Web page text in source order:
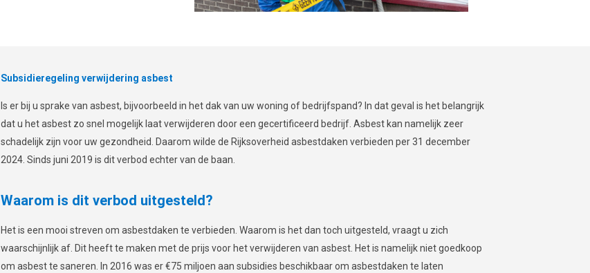
Subsidieregeling verwijdering asbest
Is er bij u sprake van asbest, bijvoorbeeld in het dak van uw woning of bedrijfspand? In dat geval is het belangrijk
dat u het asbest zo snel mogelijk laat verwijderen door een gecertificeerd bedrijf. Asbest kan namelijk zeer
schadelijk zijn voor uw gezondheid. Daarom wilde de Rijksoverheid asbestdaken verbieden per 31 december
2024. Sinds juni 2019 is dit verbod echter van de baan.
Waarom is dit verbod uitgesteld?
Het is een mooi streven om asbestdaken te verbieden. Waarom is het dan toch uitgesteld, vraagt u zich
waarschijnlijk af. Dit heeft te maken met de prijs voor het verwijderen van asbest. Het is namelijk niet goedkoop
om asbest te saneren. In 2016 was er €75 miljoen aan subsidies beschikbaar om asbestdaken te laten